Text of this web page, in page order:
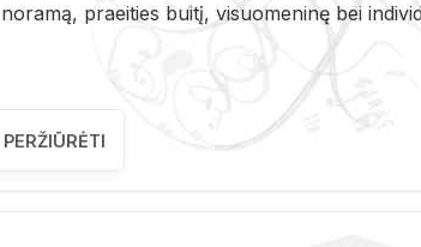
no­ra­mą, pra­ei­ties bui­tį, vi­suo­me­ni­nę bei
PERŽIŪRĖTI